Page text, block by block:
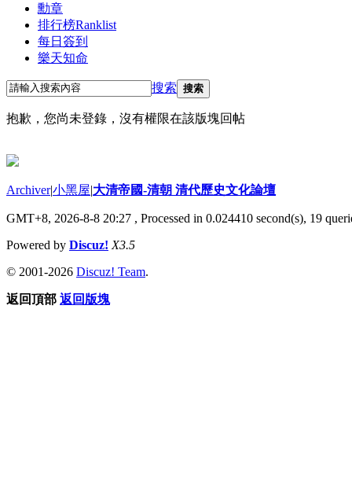
勳章
排行榜Ranklist
每日簽到
樂天知命
搜索 搜索
抱歉，您尚未登錄，沒有權限在該版塊回帖
Archiver|小黑屋|大清帝國-清朝 清代歷史文化論壇
GMT+8, 2026-8-8 20:27 , Processed in 0.024410 second(s), 19
Powered by Discuz! X3.5
© 2001-2026 Discuz! Team.
返回頂部 返回版塊